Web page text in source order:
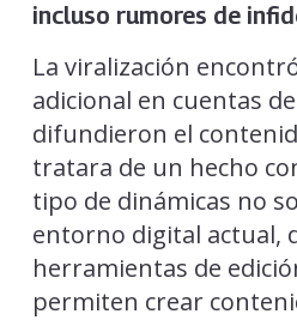
incluso rumores de
La viralización
adicional en cuentas
difundieron el
tratara de un hecho
tipo de dinámicas no
entorno digital actual,
herramientas de
permiten crear